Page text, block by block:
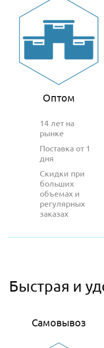
Оптом
14 лет на
рынке
Поставка от 1
дня
Скидки при
больших
объемах и
регулярных
заказах
Быстрая и
Самовывоз